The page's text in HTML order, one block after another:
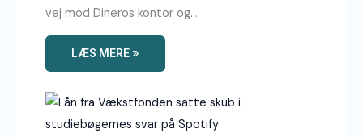
vej mod Dineros kontor og…
LÆS MERE »